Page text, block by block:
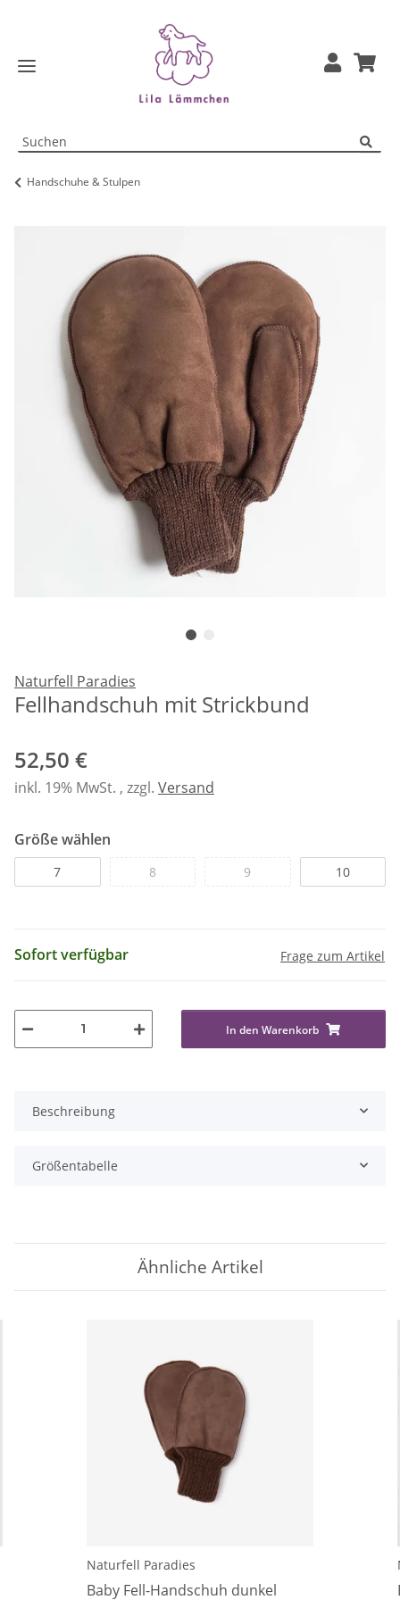
Handschuhe & Stulpen
Naturfell Paradies
Fellhandschuh mit Strickbund
52,50 €
inkl. 19% MwSt. , zzgl. Versand
Größe wählen
7 8 9 10
Sofort verfügbar Frage zum Artikel
In den Warenkorb
Beschreibung
Größentabelle
Ähnliche Artikel
Naturfell Paradies
Baby Fell-Handschuh dunkel